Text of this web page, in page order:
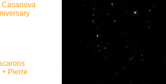
Casanova
Pierre